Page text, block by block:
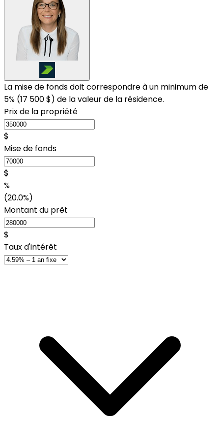
La mise de fonds doit correspondre à un minimum de
5% (17 500 $) de la valeur de la résidence.
Prix de la propriété
$
Mise de fonds
$
%
(20.0%)
Montant du prêt
$
Taux d'intérêt